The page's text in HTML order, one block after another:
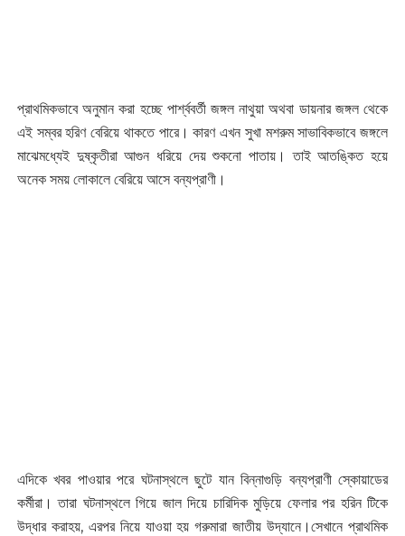
প্রাথমিকভাবে অনুমান করা হচ্ছে পার্শ্ববর্তী জঙ্গল নাথুয়া অথবা ডায়নার জঙ্গল থেকে
এই সম্বর হরিণ বেরিয়ে থাকতে পারে। কারণ এখন সুখা মশরুম সাভাবিকভাবে জঙ্গলে
মাঝেমধ্যেই দুষ্কৃতীরা আগুন ধরিয়ে দেয় শুকনো পাতায়। তাই আতঙ্কিত হয়ে
অনেক সময় লোকালে বেরিয়ে আসে বন্যপ্রাণী।
এদিকে খবর পাওয়ার পরে ঘটনাস্থলে ছুটে যান বিন্নাগুড়ি বন্যপ্রাণী স্কোয়াডের
কর্মীরা। তারা ঘটনাস্থলে গিয়ে জাল দিয়ে চারিদিক মুড়িয়ে ফেলার পর হরিন টিকে
উদ্ধার করাহয়, এরপর নিয়ে যাওয়া হয় গরুমারা জাতীয় উদ্যানে।সেখানে প্রাথমিক